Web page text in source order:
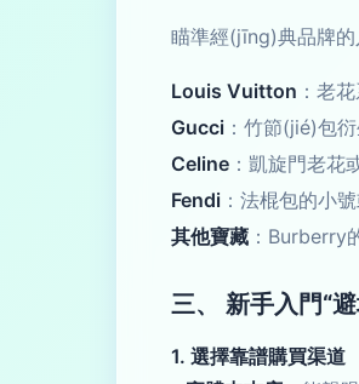
瞄準經(jīng)典品牌的
Louis Vuitton ：老
Gucci ：竹節(jié)包
Celine ：凱旋門老花
Fendi ：法棍包的小
其他寶藏 ：Burberry
三、 新手入門“
1. 選擇靠譜購買渠道